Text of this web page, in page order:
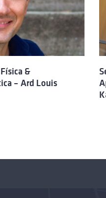
&
– Ard Louis